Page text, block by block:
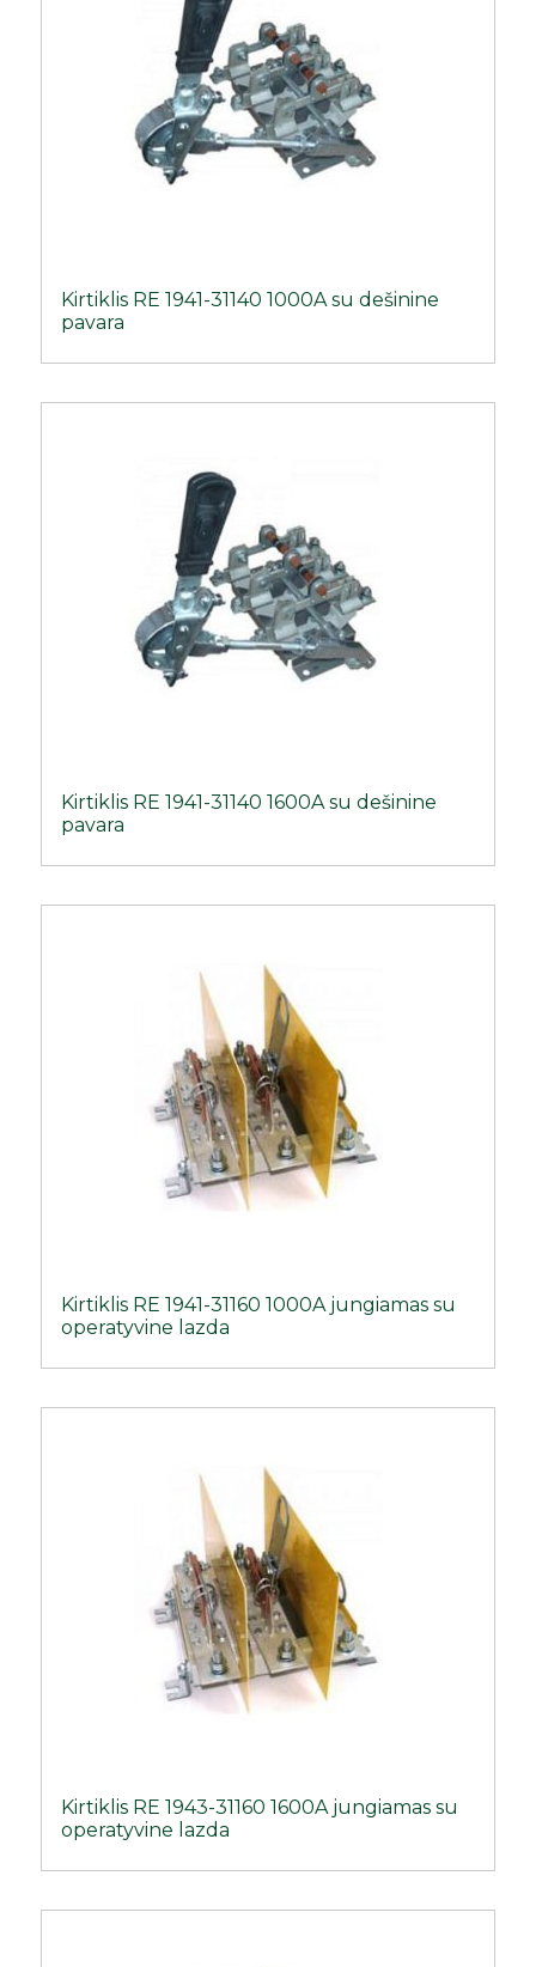
Kirtiklis RE 1941-31140 1000A su dešinine
pavara
Kirtiklis RE 1941-31140 1600A su dešinine
pavara
Kirtiklis RE 1941-31160 1000A jungiamas su
operatyvine lazda
Kirtiklis RE 1943-31160 1600A jungiamas su
operatyvine lazda